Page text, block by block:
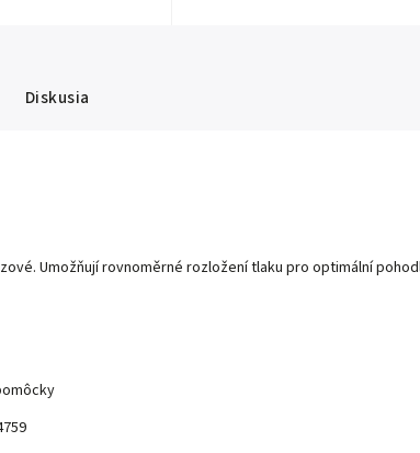
Diskusia
Umožňují rovnoměrné rozložení tlaku pro optimální